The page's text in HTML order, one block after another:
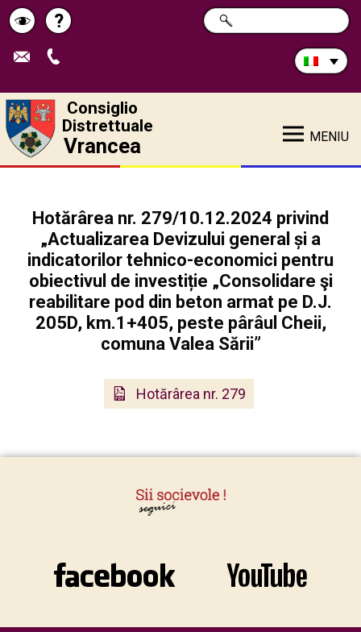
Schimbă
contrastul
Pagina
de
?
Cerca
nel
RICERCA
Consiglio
Distrettuale
Vrancea MENIU
Hotărârea nr. 279/10.12.2024 privind
„Actualizarea Devizului general și a
indicatorilor tehnico-economici pentru
obiectivul de investiție „Consolidare şi
reabilitare pod din beton armat pe D.J.
205D, km.1+405, peste pârâul Cheii,
comuna Valea Sării”
Hotărârea nr. 279